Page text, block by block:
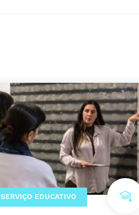
SERVIÇO EDUCATIVO